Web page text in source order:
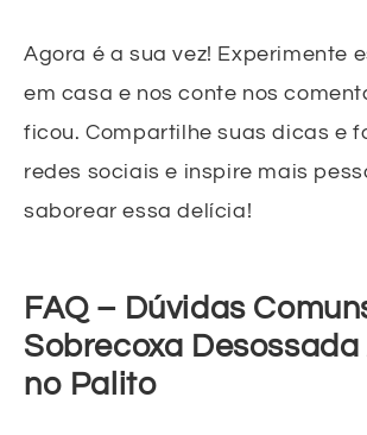
Agora é a sua vez! Experimente
em casa e nos conte nos
ficou. Compartilhe suas dicas e
redes sociais e inspire mais
saborear essa delícia!
FAQ – Dúvidas
Sobrecoxa
no Palito